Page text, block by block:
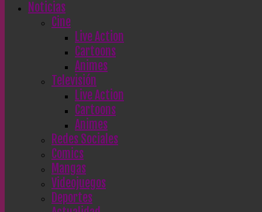
Noticias
Cine
Live Action
Cartoons
Animes
Televisión
Live Action
Cartoons
Animes
Redes Sociales
Comics
Mangas
Videojuegos
Deportes